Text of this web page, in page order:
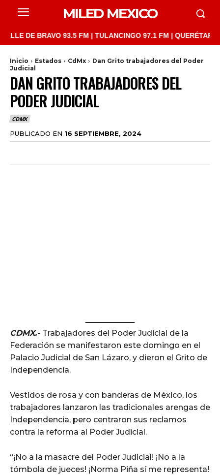
MILED MEXICO
DE BRAVO 93.5 FM | TULANCINGO 97.1 FM | QUERÉTARO
Inicio Estados CdMx
Dan Grito trabajadores del Poder
Judicial
DAN GRITO TRABAJADORES DEL
PODER JUDICIAL
CDMX
PUBLICADO EN 16 SEPTIEMBRE, 2024
CDMX.- Trabajadores del Poder Judicial de la
Federación se manifestaron este domingo en el
Palacio Judicial de San Lázaro, y dieron el Grito de
Independencia.
Vestidos de rosa y con banderas de México, los
trabajadores lanzaron las tradicionales arengas de
Independencia, pero centraron sus reclamos
contra la reforma al Poder Judicial.
“¡No a la masacre del Poder Judicial! ¡No a la
tómbola de jueces! ¡Norma Piña sí me representa!